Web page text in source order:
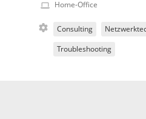
Home-Office
Consulting
Troubleshooting